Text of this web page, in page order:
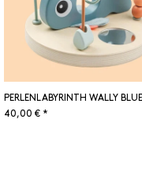
PERLENLABYRINTH WALLY BLUE
40,00 € *